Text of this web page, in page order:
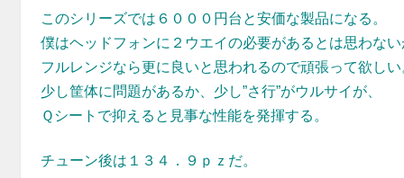
このシリーズでは６０００円台と安価な製品になる。
僕はヘッドフォンに２ウエイの必要があるとは思わない
フルレンジなら更に良いと思われるので頑張って欲しい
少し筐体に問題があるか、少し”さ行”がウルサイが、
Ｑシートで抑えると見事な性能を発揮する。
チューン後は１３４．９ｐｚだ。